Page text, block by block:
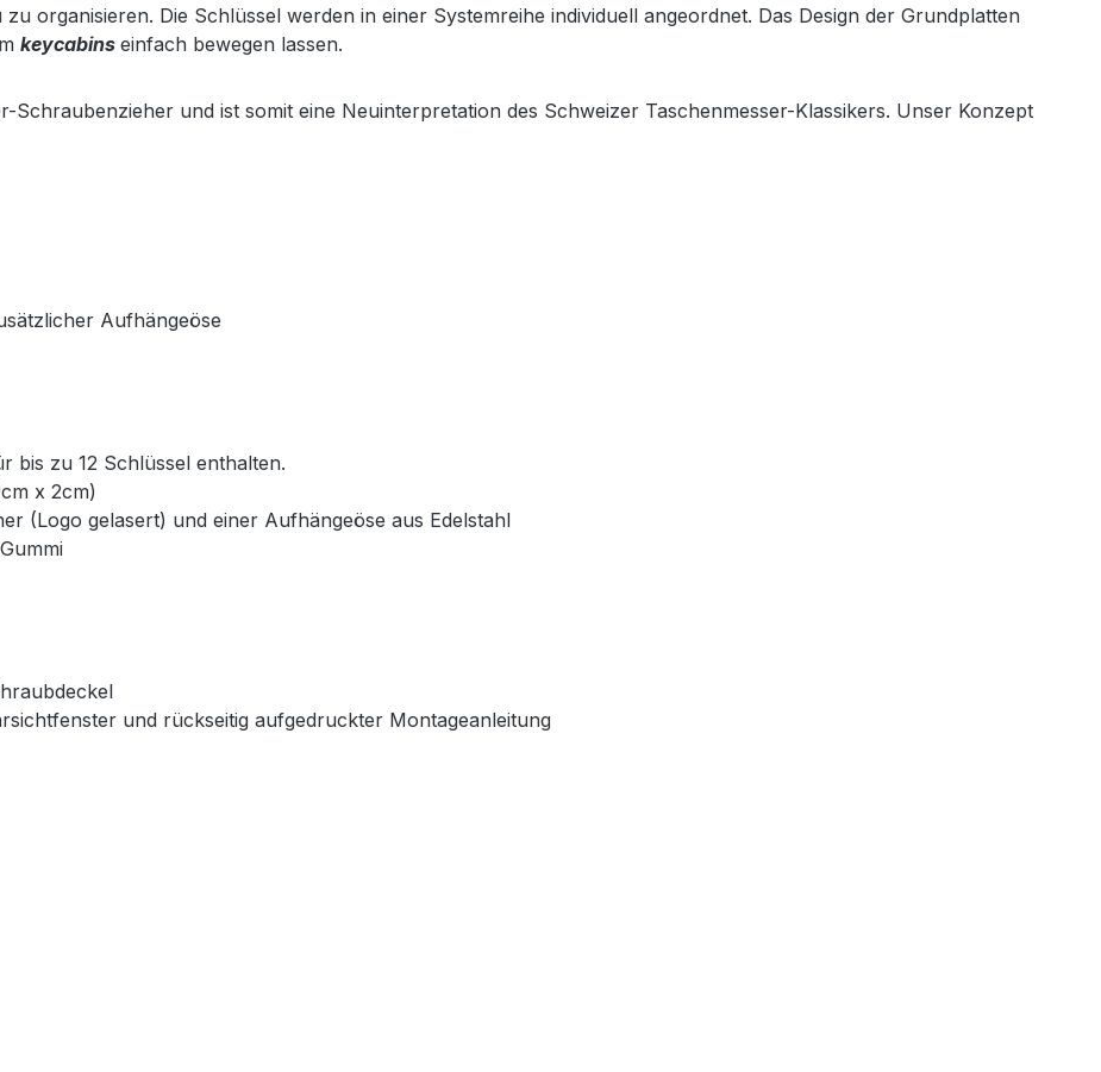
organisieren. Die Schlüssel werden in einer Systemreihe individuell angeordnet. Das Design der Grundplatten
keycabins einfach bewegen lassen.
Schraubenzieher und ist somit eine Neuinterpretation des Schweizer Taschenmesser-Klassikers. Unser Konzept
Aufhängeöse
bis zu 12 Schlüssel enthalten.
x 2cm)
(Logo gelasert) und einer Aufhängeöse aus Edelstahl
und rückseitig aufgedruckter Montageanleitung